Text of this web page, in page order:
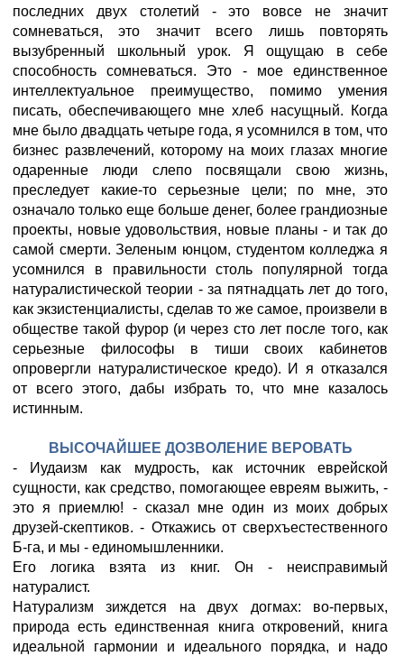
последних двух столетий - это вовсе не значит
сомневаться, это значит всего лишь повторять
вызубренный школьный урок. Я ощущаю в себе
способность сомневаться. Это - мое единственное
интеллектуальное преимущество, помимо умения
писать, обеспечивающего мне хлеб насущный. Когда
мне было двадцать четыре года, я усомнился в том, что
бизнес развлечений, которому на моих глазах многие
одаренные люди слепо посвящали свою жизнь,
преследует какие-то серьезные цели; по мне, это
означало только еще больше денег, более грандиозные
проекты, новые удовольствия, новые планы - и так до
самой смерти. Зеленым юнцом, студентом колледжа я
усомнился в правильности столь популярной тогда
натуралистической теории - за пятнадцать лет до того,
как экзистенциалисты, сделав то же самое, произвели в
обществе такой фурор (и через сто лет после того, как
серьезные философы в тиши своих кабинетов
опровергли натуралистическое кредо). И я отказался
от всего этого, дабы избрать то, что мне казалось
истинным.
ВЫСОЧАЙШЕЕ ДОЗВОЛЕНИЕ ВЕРОВАТЬ
- Иудаизм как мудрость, как источник еврейской
сущности, как средство, помогающее евреям выжить, -
это я приемлю! - сказал мне один из моих добрых
друзей-скептиков. - Откажись от сверхъестественного
Б-га, и мы - единомышленники.
Его логика взята из книг. Он - неисправимый
натуралист.
Натурализм зиждется на двух догмах: во-первых,
природа есть единственная книга откровений, книга
идеальной гармонии и идеального порядка, и надо